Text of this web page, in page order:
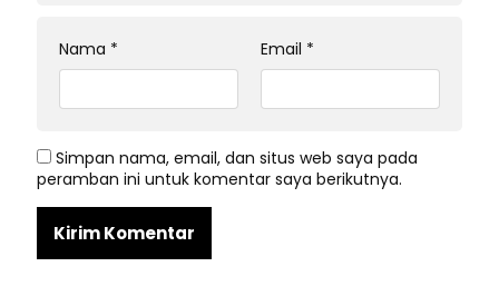
Nama * Email *
Simpan nama, email, dan situs web saya pada
peramban ini untuk komentar saya berikutnya.